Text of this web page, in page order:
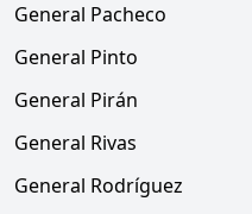
General Pacheco
General Pinto
General Pirán
General Rivas
General Rodríguez